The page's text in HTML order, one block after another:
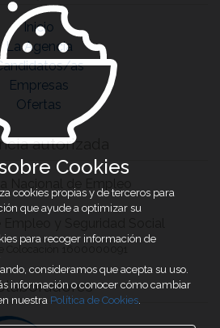
Inicio
La Agencia
as
Empresas
Ofertas
autorizada
Colocación 1600000091
Cookies
cookies propias y de terceros para
que ayude a optimizar su
para recoger información de
consideramos que acepta su uso.
información o conocer cómo cambiar
nuestra Política de Cookies.